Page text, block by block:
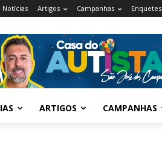
Notícias Artigos Campanhas Enquetes
ARTIGOS CAMPANHAS